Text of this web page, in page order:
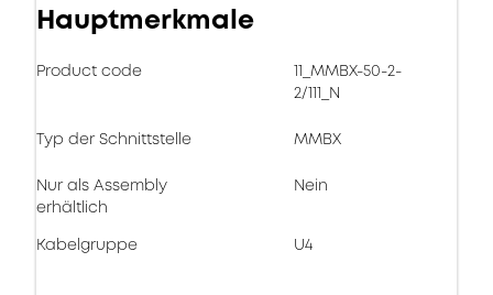
Hauptmerkmale
Product code
11_MMBX-50-2-
2/111_N
Typ der Schnittstelle MMBX
Nur als Assembly
erhältlich
Nein
Kabelgruppe U4